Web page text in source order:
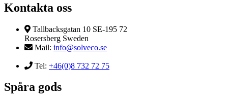
Kontakta oss
Tallbacksgatan 10 SE-195 72
Rosersberg Sweden
Mail: info@solveco.se
Tel: +46(0)8 732 72 75
Spåra gods